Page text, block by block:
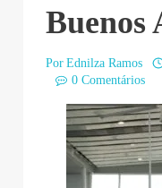
Buenos
Por Ednilza Ramos
0 Comentários